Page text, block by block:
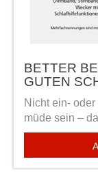
BETTER
GUTEN
Nicht ein-
müde sein –